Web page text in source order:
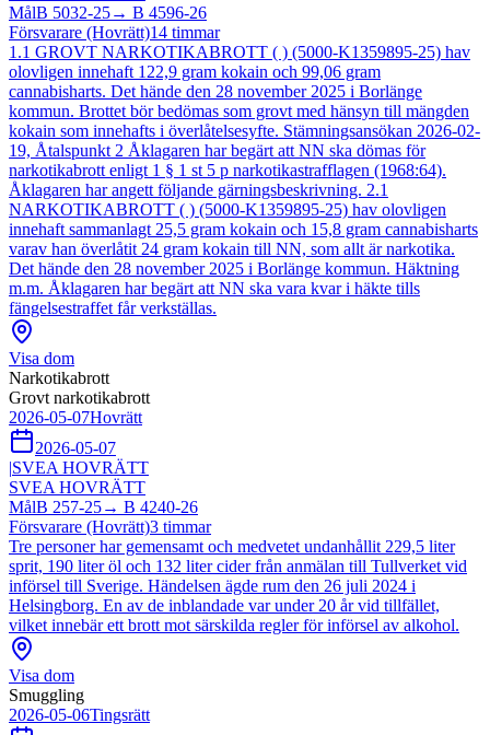
MålB 5032-25→ B 4596-26
Försvarare (Hovrätt)14 timmar
1.1 GROVT NARKOTIKABROTT ( ) (5000-K1359895-25) hav
olovligen innehaft 122,9 gram kokain och 99,06 gram
cannabisharts. Det hände den 28 november 2025 i Borlänge
kommun. Brottet bör bedömas som grovt med hänsyn till mängden
kokain som innehafts i överlåtelsesyfte. Stämningsansökan 2026-02-
19, Åtalspunkt 2 Åklagaren har begärt att NN ska dömas för
narkotikabrott enligt 1 § 1 st 5 p narkotikastrafflagen (1968:64).
Åklagaren har angett följande gärningsbeskrivning. 2.1
NARKOTIKABROTT ( ) (5000-K1359895-25) hav olovligen
innehaft sammanlagt 25,5 gram kokain och 15,8 gram cannabisharts
varav han överlåtit 24 gram kokain till NN, som allt är narkotika.
Det hände den 28 november 2025 i Borlänge kommun. Häktning
m.m. Åklagaren har begärt att NN ska vara kvar i häkte tills
fängelsestraffet får verkställas.
Visa dom
Narkotikabrott
Grovt narkotikabrott
2026-05-07Hovrätt
2026-05-07
|SVEA HOVRÄTT
SVEA HOVRÄTT
MålB 257-25→ B 4240-26
Försvarare (Hovrätt)3 timmar
Tre personer har gemensamt och medvetet undanhållit 229,5 liter
sprit, 190 liter öl och 132 liter cider från anmälan till Tullverket vid
införsel till Sverige. Händelsen ägde rum den 26 juli 2024 i
Helsingborg. En av de inblandade var under 20 år vid tillfället,
vilket innebär ett brott mot särskilda regler för införsel av alkohol.
Visa dom
Smuggling
2026-05-06Tingsrätt